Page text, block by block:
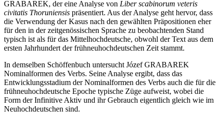
GRABAREK, der eine Analyse von Liber scabinorum veteris
civitatis Thoruniensis präsentiert. Aus der Analyse geht hervor, dass
die Verwendung der Kasus nach den gewählten Präpositionen eher
für den in der zeitgenössischen Sprache zu beobachtenden Stand
typisch ist als für das Mittelhochdeutsche, obwohl der Text aus dem
ersten Jahrhundert der frühneuhochdeutschen Zeit stammt.
In demselben Schöffenbuch untersucht Józef GRABAREK
Nominalformen des Verbs. Seine Analyse ergibt, dass das
Entwicklungsstadium der Nominalformen des Verbs auch die für die
frühneuhochdeutsche Epoche typische Züge aufweist, wobei die
Form der Infinitive Aktiv und ihr Gebrauch eigentlich gleich wie im
Neuhochdeutschen sind.